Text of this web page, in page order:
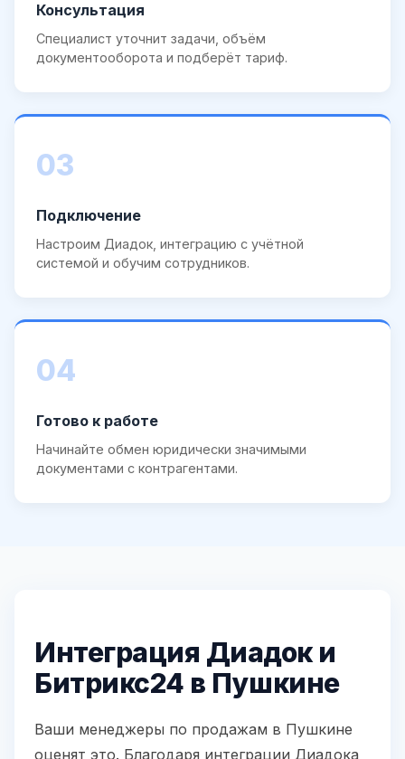
Консультация
Специалист уточнит задачи, объём
документооборота и подберёт тариф.
03
Подключение
Настроим Диадок, интеграцию с учётной
системой и обучим сотрудников.
04
Готово к работе
Начинайте обмен юридически значимыми
документами с контрагентами.
Интеграция Диадок и
Битрикс24 в Пушкине
Ваши менеджеры по продажам в Пушкине
оценят это. Благодаря интеграции Диадока